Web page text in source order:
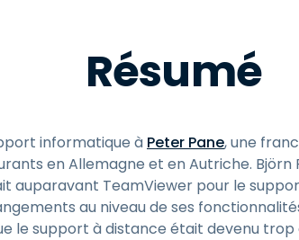
Résumé
informatique à Peter Pane, une
en Allemagne et en Autriche. Björn
auparavant TeamViewer pour le
au niveau de ses
le support à distance était devenu